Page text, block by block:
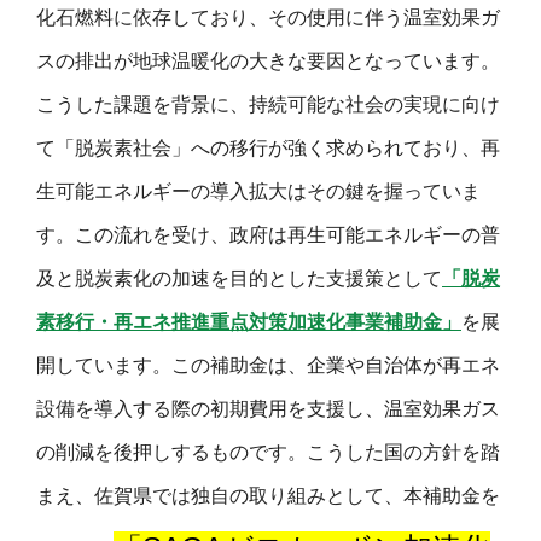
化石燃料に依存しており、その使用に伴う温室効果ガ
スの排出が地球温暖化の大きな要因となっています。
こうした課題を背景に、持続可能な社会の実現に向け
て「脱炭素社会」への移行が強く求められており、再
生可能エネルギーの導入拡大はその鍵を握っていま
す。 この流れを受け、政府は再生可能エネルギーの普
及と脱炭素化の加速を目的とした支援策として 「脱炭
素移行・再エネ推進重点対策加速化事業補助金」 を展
開しています。この補助金は、企業や自治体が再エネ
設備を導入する際の初期費用を支援し、温室効果ガス
の削減を後押しするものです。 こうした国の方針を踏
まえ、佐賀県では独自の取り組みとして、本補助金を